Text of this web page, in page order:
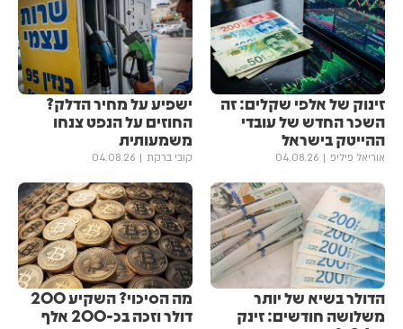
זינוק של אלפי שקלים: זה
השכר החדש של עובדי
ההייטק בישראל
אוריאל פיליפ 04.08.26
ישפיע על מחיר הדלק?
החוזים על הנפט צנחו
משמעותית
קובי ברקת 04.08.26
הדולר בשיא של יותר
משלושה חודשים: זינק
מה הסיכוי? השקיע 200
דולר וזכה בכ-200 אלף